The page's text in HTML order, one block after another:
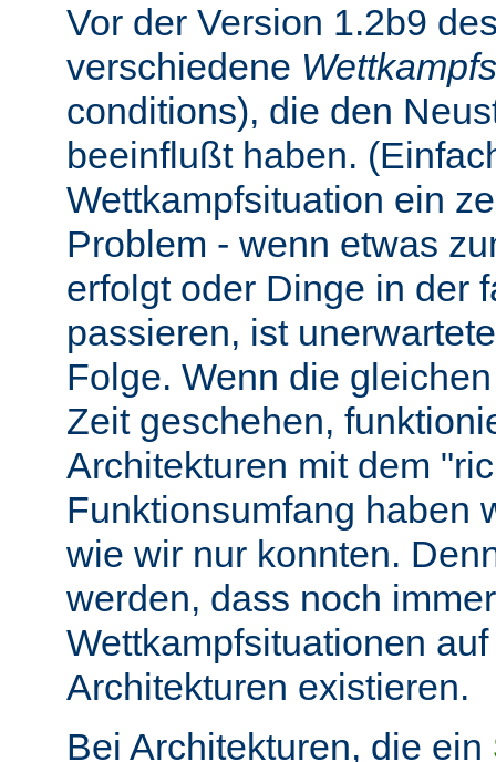
Vor der Version 1.2b9
verschiedene
conditions), die den
beeinflußt haben.
Wettkampfsituation ein
Problem - wenn etwas
erfolgt oder Dinge in der
passieren, ist
Folge. Wenn die
Zeit geschehen,
Architekturen mit dem
Funktionsumfang haben
wie wir nur konnten.
werden, dass noch immer
Wettkampfsituationen
Architekturen existieren.
Bei Architekturen, die ein